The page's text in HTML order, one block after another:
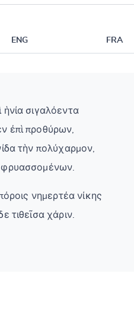
ENG FRA
σιγαλόεντα
ἐπὶ προθύρων,
τὴν πολύχαρμον,
φρυασσομένων.
νημερτέα νίκης
τιθεῖσα χάριν.